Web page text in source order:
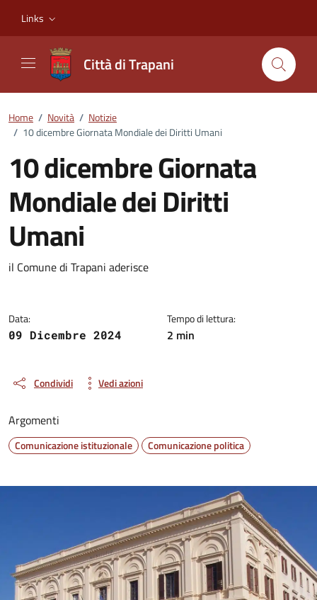
Links
Città di Trapani
Home / Novità / Notizie
/ 10 dicembre Giornata Mondiale dei Diritti Umani
10 dicembre Giornata
Mondiale dei Diritti
Umani
Dettagli della notizia
il Comune di Trapani aderisce
Data:
09 Dicembre 2024
Tempo di lettura:
2 min
Condividi Vedi azioni
Argomenti
Comunicazione istituzionale Comunicazione politica